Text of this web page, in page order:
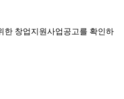
한 창업지원사업공고를 확인하